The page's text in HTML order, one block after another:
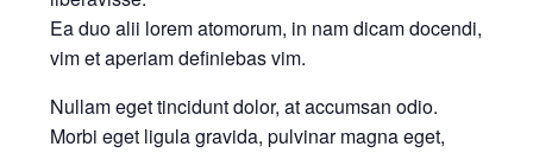
Ea duo alii lorem atomorum, in nam dicam docendi,
vim et aperiam definiebas vim.
Nullam eget tincidunt dolor, at accumsan odio.
Morbi eget ligula gravida, pulvinar magna eget,